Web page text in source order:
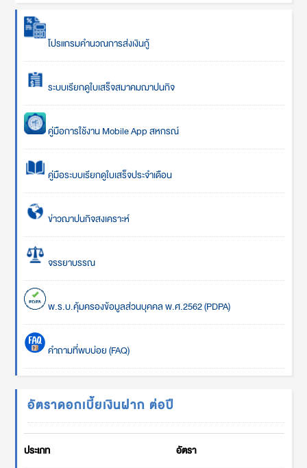
โปรแกรมคำนวณการส่งเงินกู้
ระบบเรียกดูใบเสร็จสมาคมฌาปนกิจ
คู่มือการใช้งาน Mobile App สหกรณ์
คู่มือระบบเรียกดูใบเสร็จประจำเดือน
ข่าวฌาปนกิจสงเคราะห์
จรรยาบรรณ
พ.ร.บ.คุ้มครองข้อมูลส่วนบุคคล พ.ศ.2562 (PDPA)
คำถามที่พบบ่อย (FAQ)
อัตราดอกเบี้ยเงินฝาก ต่อปี
ประเภท อัตรา